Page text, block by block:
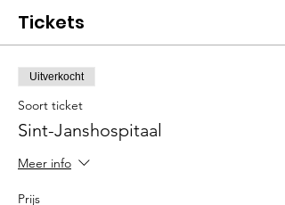
Tickets
Uitverkocht
Soort ticket
Sint-Janshospitaal
Meer info
Prijs